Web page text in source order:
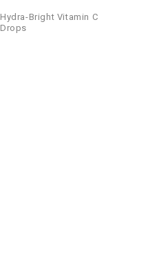
Hydra-Bright Vitamin C
Drops